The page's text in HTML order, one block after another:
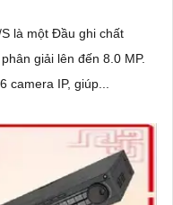
là một Đầu ghi chất
giải lên đến 8.0 MP.
IP, giúp...